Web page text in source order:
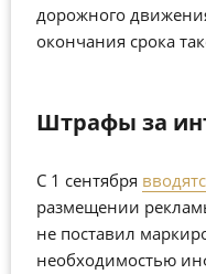
дорожного
окончания срока
Штрафы за
С 1 сентября
размещении
не поставил
необходимостью